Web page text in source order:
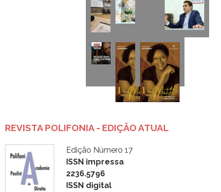
REVISTA POLIFONIA - EDIÇÃO ATUAL
Edição Número 17
ISSN impressa
2236.5796
ISSN digital